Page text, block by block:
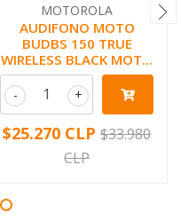
MOTOROLA
AUDIFONO MOTO
BUDBS 150 TRUE
WIRELESS BLACK MOT...
+
-
$25.270 CLP $33.980
CLP